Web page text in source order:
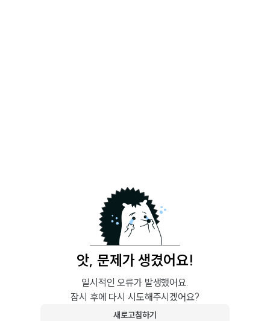
앗, 문제가 생겼어요!
일시적인 오류가 발생했어요.
잠시 후에 다시 시도해주시겠어요?
새로고침하기